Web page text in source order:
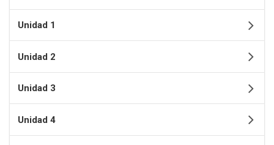
Unidad 1
Unidad 2
Unidad 3
Unidad 4